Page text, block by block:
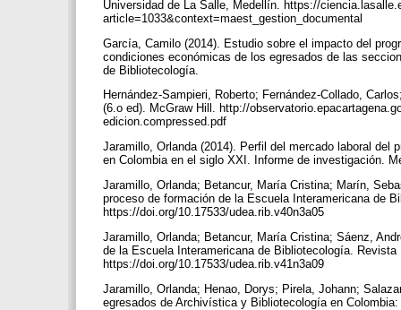
Universidad de La Salle, Medellín. https://
article=1033&context=maest_gestion_documental
García, Camilo (2014). Estudio sobre el impacto del
condiciones económicas de los egresados de las
de Bibliotecología.
Hernández-Sampieri, Roberto; Fernández-Collado,
(6.o ed). McGraw Hill. http://
edicion.compressed.pdf
Jaramillo, Orlanda (2014). Perfil del mercado laboral del
en Colombia en el siglo XXI. Informe de investigación.
Jaramillo, Orlanda; Betancur, María Cristina; Marín,
proceso de formación de la Escuela Interamericana de
https://doi.org/10.17533/udea.rib.v40n3a05
Jaramillo, Orlanda; Betancur, María Cristina; Sáenz,
de la Escuela Interamericana de Bibliotecología.
https://doi.org/10.17533/udea.rib.v41n3a09
Jaramillo, Orlanda; Henao, Dorys; Pirela, Johann;
egresados de Archivística y Bibliotecología en